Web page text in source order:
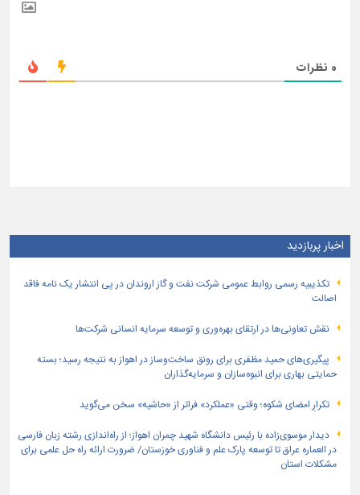
0 نظرات
اخبار پربازدید
تكذیبیه رسمی روابط عمومی شركت نفت و گاز اروندان در پی انتشار یک نامه فاقد
اصالت
نقش تعاونی‌ها در ارتقای بهره‌وری و توسعه سرمایه انسانی شرکت‌ها
پیگیری‌های حمید مظفری برای رونق ساخت‌وساز در اهواز به نتیجه رسید؛ بسته
حمایتی بهاری برای انبوه‌سازان و سرمایه‌گذاران
تکرارِ امضای شکوه؛ وقتی «عملکرد» فراتر از «حاشیه» سخن می‌گوید
دیدار موسوی‌زاده با رئیس دانشگاه شهید چمران اهواز؛ از راه‌اندازی رشته زبان فارسی
در العماره عراق تا توسعه پارک علم و فناوری خوزستان/ ضرورت ارائه راه حل علمی برای
مشکلات استان